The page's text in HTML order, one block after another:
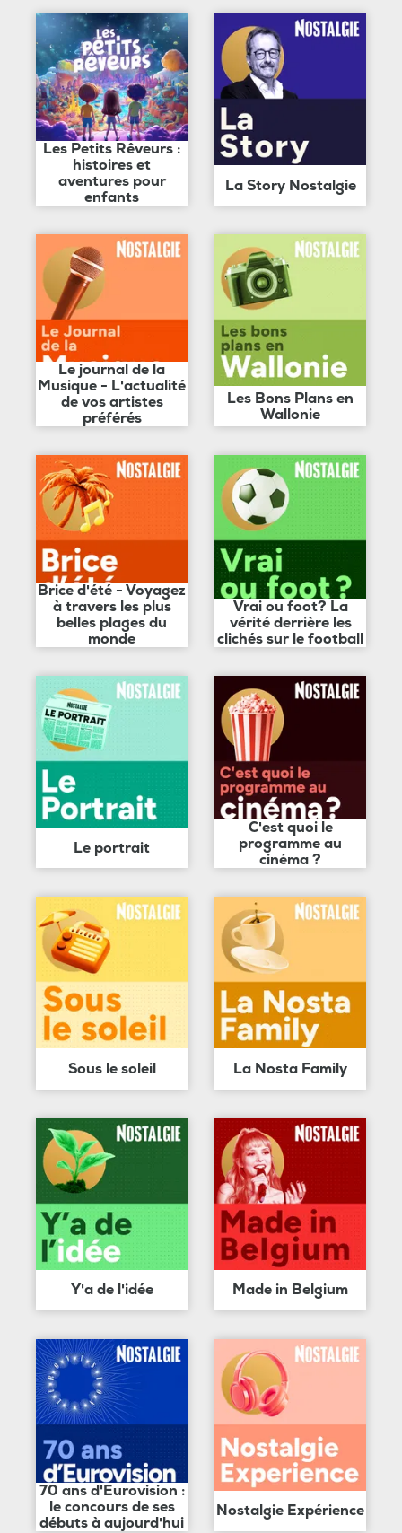
Les Petits Rêveurs :
histoires et
aventures pour
enfants
La Story Nostalgie
Le journal de la
Musique - L'actualité
de vos artistes
préférés
Les Bons Plans en
Wallonie
Brice d'été - Voyagez
à travers les plus
belles plages du
monde
Vrai ou foot? La
vérité derrière les
clichés sur le football
Le portrait
C'est quoi le
programme au
cinéma ?
Sous le soleil La Nosta Family
Y'a de l'idée Made in Belgium
70 ans d'Eurovision :
le concours de ses
débuts à aujourd'hui
Nostalgie Expérience